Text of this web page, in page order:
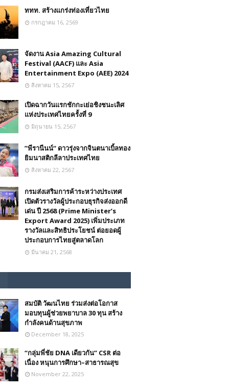
ททท. สร้างแกร่งท่องเที่ยวไทย
กรกฎาคม 16, 2569
จัดงาน Asia Amazing Cultural
Festival (AACF) และ Asia
Entertainment Expo (AEE) 2024
สิงหาคม 15, 2567
เปิดฉากวันแรกชักกะเย่อชิงชนะเลิศ
แห่งประเทศไทยครั้งที่ 9
มิถุนายน 15, 2567
”พีรานีนน์“​ ดาวรุ่งจากจินตนาเบิ้ลทอง
ยิมนาสติกลีลาประเทศไทย
สิงหาคม 22, 2567
กรมส่งเสริมการค้าระหว่างประเทศ
เปิดตัวรางวัลผู้ประกอบธุรกิจส่งออกดี
เด่น ปี 2568 (Prime Minister’s
Export Award 2025) เพิ่มประเภท
รางวัลและสิทธิประโยชน์ ต่อยอดผู้
ประกอบการไทยสู่ตลาดโลก
มีนาคม 21, 2568
สมบัติ วัฒนไทย ร่วมส่งต่อโอกาส
มอบทุนผู้ช่วยพยาบาล 30 ทุน สร้าง
กำลังคนด้านสุขภาพ
December 18, 2025
“กลุ่มพี่ชัย DNA เดียวกัน” CSR ต่อ
เนื่อง หนุนการศึกษา–สาธารณสุข
November 22, 2025